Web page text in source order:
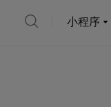
小程序